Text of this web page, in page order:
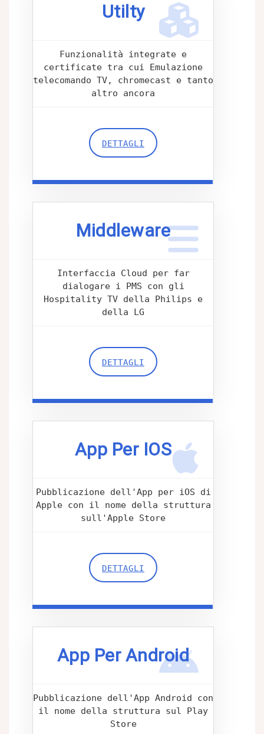
Utilty
Funzionalità integrate e
certificate tra cui Emulazione
telecomando TV, chromecast e tanto
altro ancora
DETTAGLI
Middleware
Interfaccia Cloud per far
dialogare i PMS con gli
Hospitality TV della Philips e
della LG
DETTAGLI
App Per IOS
Pubblicazione dell'App per iOS di
Apple con il nome della struttura
sull'Apple Store
DETTAGLI
App Per Android
Pubblicazione dell'App Android con
il nome della struttura sul Play
Store